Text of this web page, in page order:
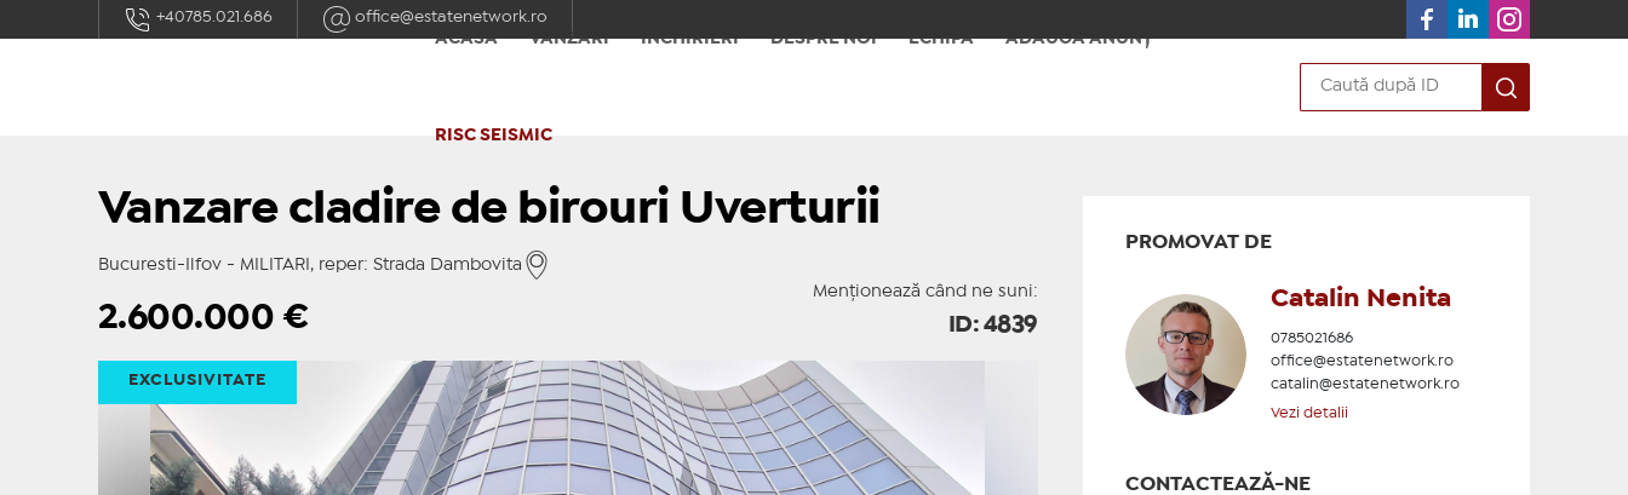
+40785.021.686
office@estatenetwork.ro
ACASĂ
VÂNZĂRI ÎNCHIRIERI DESPRE NOI ECHIPA ADAUGĂ ANUNȚ
RISC SEISMIC
Vanzare cladire de birouri Uverturii
Bucuresti-Ilfov - MILITARI, reper: Strada Dambovita
Menționează când ne suni:
2.600.000 € ID: 4839
EXCLUSIVITATE
PROMOVAT DE
Catalin Nenita
0785021686
office@estatenetwork.ro
catalin@estatenetwork.ro
Vezi detalii
CONTACTEAZĂ-NE